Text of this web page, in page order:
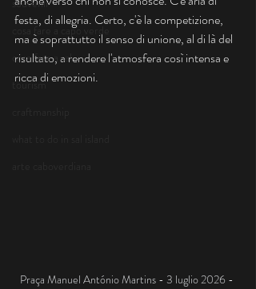
souvenir
cosa fare a capo verde
cosa fare a sal
tourism
festa, di allegria. Certo, c'è la competizione,
ma è soprattutto il senso di unione, al di là del
risultato, a rendere l'atmosfera così intensa e
ricca di emozioni.
Praça Manuel António Martins - 3 luglio 2026 -